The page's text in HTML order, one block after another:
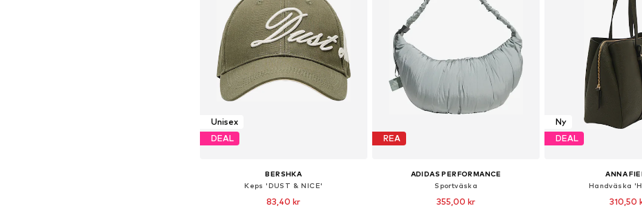
Unisex
DEAL
BERSHKA
Keps 'DUST & NICE'
83,40 kr
REA
ADIDAS PERFORMANCE
Sportväska
355,00 kr
Ny
DEAL
ANNA
Handväska
310,50